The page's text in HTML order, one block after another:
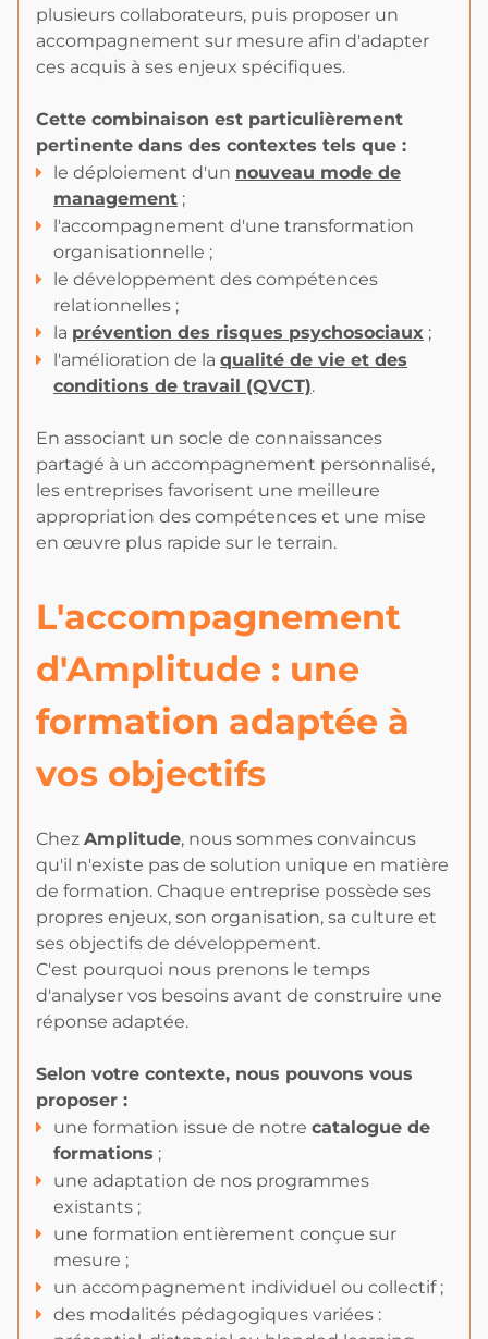
plusieurs collaborateurs, puis proposer un
accompagnement sur mesure afin d'adapter
ces acquis à ses enjeux spécifiques.
Cette combinaison est particulièrement
pertinente dans des contextes tels que :
le déploiement d'un nouveau mode de
management ;
l'accompagnement d'une transformation
organisationnelle ;
le développement des compétences
relationnelles ;
la prévention des risques psychosociaux ;
l'amélioration de la qualité de vie et des
conditions de travail (QVCT).
En associant un socle de connaissances
partagé à un accompagnement personnalisé,
les entreprises favorisent une meilleure
appropriation des compétences et une mise
en œuvre plus rapide sur le terrain.
L'accompagnement
d'Amplitude : une
formation adaptée à
vos objectifs
Chez Amplitude, nous sommes convaincus
qu'il n'existe pas de solution unique en matière
de formation. Chaque entreprise possède ses
propres enjeux, son organisation, sa culture et
ses objectifs de développement.
C'est pourquoi nous prenons le temps
d'analyser vos besoins avant de construire une
réponse adaptée.
Selon votre contexte, nous pouvons vous
proposer :
une formation issue de notre catalogue de
formations ;
une adaptation de nos programmes
existants ;
une formation entièrement conçue sur
mesure ;
un accompagnement individuel ou collectif ;
des modalités pédagogiques variées :